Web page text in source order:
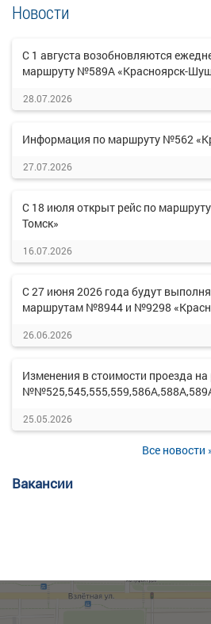
Новости
С 1 августа возобновляются
маршруту №589А «Красноярск-
28.07.2026
Информация по маршруту №562
27.07.2026
С 18 июля открыт рейс по
Томск»
16.07.2026
С 27 июня 2026 года будут
маршрутам №8944 и №9298
26.06.2026
Изменения в стоимости проезда
25.05.2026
Все новости
Вакансии